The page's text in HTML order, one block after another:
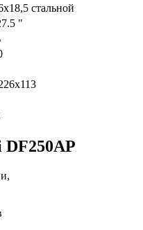
стальной
"